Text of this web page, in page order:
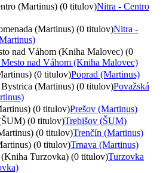
(Martinus) (0 titulov)Nitra - Centro
(Martinus) (0 titulov)Nitra -
nad Váhom (Kniha Malovec) (0
nad Váhom (Kniha Malovec)
(0 titulov)Poprad (Martinus)
Bystrica (Martinus) (0 titulov)Považská
(0 titulov)Prešov (Martinus)
(0 titulov)Trebišov (ŠUM)
(0 titulov)Trenčín (Martinus)
(0 titulov)Trnava (Martinus)
Turzovka) (0 titulov)Turzovka